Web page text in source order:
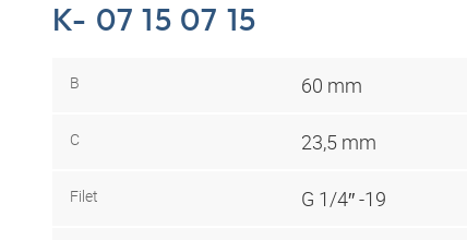
K- 07 15 07 15
B 60 mm
C 23,5 mm
Filet G 1/4″ -19